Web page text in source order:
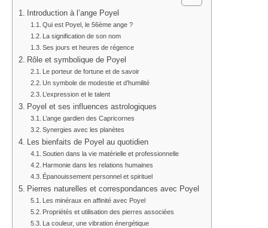
Introduction à l’ange Poyel
Qui est Poyel, le 56ème ange ?
La signification de son nom
Ses jours et heures de régence
Rôle et symbolique de Poyel
Le porteur de fortune et de savoir
Un symbole de modestie et d’humilité
L’expression et le talent
Poyel et ses influences astrologiques
L’ange gardien des Capricornes
Synergies avec les planètes
Les bienfaits de Poyel au quotidien
Soutien dans la vie matérielle et professionnelle
Harmonie dans les relations humaines
Épanouissement personnel et spirituel
Pierres naturelles et correspondances avec Poyel
Les minéraux en affinité avec Poyel
Propriétés et utilisation des pierres associées
La couleur, une vibration énergétique